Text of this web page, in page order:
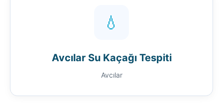
💧
Avcılar Su Kaçağı Tespiti
Avcılar